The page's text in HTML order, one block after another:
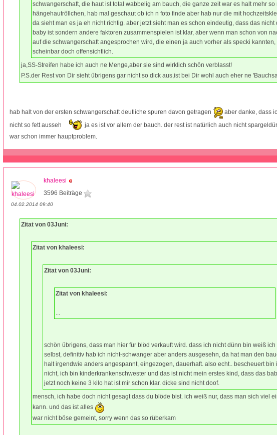
schwangerschaft, die haut ist total wabbelig am bauch, die ganze zeit war es halt mehr so
hängehautröllchen, hab mal geschaut ob ich n foto finde aber hab nur die mit
da sieht man es ja eh nicht richtig. aber jetzt sieht man es schon eindeutig, dass das nicht
baby ist sondern andere faktoren zusammenspielen ist klar, aber wenn man schon von
auf die schwangerschaft angesprochen wird, die einen ja auch vorher als specki kannten,
scheinbar doch offensichtlich.
ja,SS-Streifen habe ich auch ne Menge,aber sie sind wirklich schön verblasst!
P.S.der Rest von Dir sieht übrigens gar nicht so dick aus,ist bei Dir wohl auch eher ne
hab halt von der ersten schwangerschaft deutliche spuren davon getragen
aber danke, dass
nicht so fett ausseh
ja es ist vor allem der bauch. der rest ist natürlich auch nicht
war schon immer hauptproblem.
khaleesi
3596 Beiträge
04.02.2014 09:40
Zitat von 03Juni:
Zitat von khaleesi:
Zitat von 03Juni:
Zitat von khaleesi:
...
schön übrigens, dass man hier für blöd verkauft wird. dass ich nicht dünn bin weiß ich
selbst, definitiv hab ich nicht-schwanger aber anders ausgesehn, da hat man den
halt irgendwie anders angespannt, eingezogen, dauerhaft. also echt.. bescheuert bin
nicht, ich bin kinderkrankenschwester und das ist nicht mein erstes kind, dass das
jetzt noch keine 3 kilo hat ist mir schon klar. dicke sind nicht doof.
mensch, ich habe doch nicht gesagt dass du blöde bist. ich weiß nur, dass man sich viel
kann. und das ist alles
war nicht böse gemeint, sorry wenn das so rüberkam